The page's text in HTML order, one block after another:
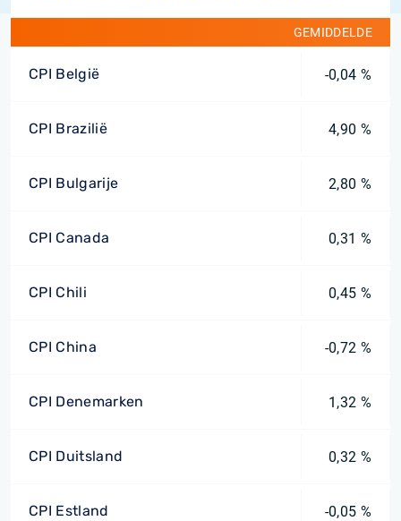
GEMIDDELDE
CPI België -0,04 %
CPI Brazilië 4,90 %
CPI Bulgarije 2,80 %
CPI Canada 0,31 %
CPI Chili 0,45 %
CPI China -0,72 %
CPI Denemarken 1,32 %
CPI Duitsland 0,32 %
CPI Estland -0,05 %